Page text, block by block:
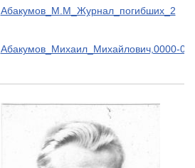
Абакумов_М.М_Журнал_погибших_2
Абакумов_Михаил_Михайлович,0000-